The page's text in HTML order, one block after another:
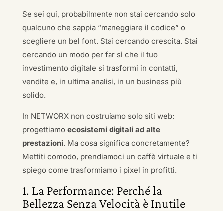
Se sei qui, probabilmente non stai cercando solo
qualcuno che sappia “maneggiare il codice” o
scegliere un bel font. Stai cercando crescita. Stai
cercando un modo per far sì che il tuo
investimento digitale si trasformi in contatti,
vendite e, in ultima analisi, in un business più
solido.
In NETWORX non costruiamo solo siti web:
progettiamo ecosistemi digitali ad alte
prestazioni. Ma cosa significa concretamente?
Mettiti comodo, prendiamoci un caffè virtuale e ti
spiego come trasformiamo i pixel in profitti.
1. La Performance: Perché la
Bellezza Senza Velocità è Inutile